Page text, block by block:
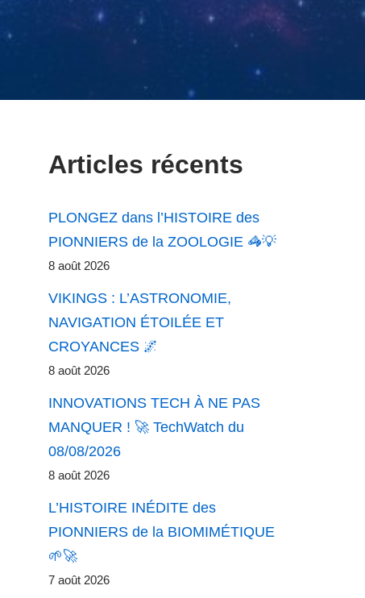
Articles récents
PLONGEZ dans l’HISTOIRE des
PIONNIERS de la ZOOLOGIE 🦓💡
8 août 2026
VIKINGS : L’ASTRONOMIE,
NAVIGATION ÉTOILÉE ET
CROYANCES 🌌
8 août 2026
INNOVATIONS TECH À NE PAS
MANQUER ! 🚀 TechWatch du
08/08/2026
8 août 2026
L’HISTOIRE INÉDITE des
PIONNIERS de la BIOMIMÉTIQUE
🌱🚀
7 août 2026